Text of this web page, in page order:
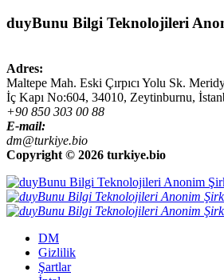
duyBunu Bilgi Teknolojileri
Adres:
Maltepe Mah. Eski Çırpıcı Yolu Sk.
İç Kapı No:604, 34010, Zeytinburnu,
+90 850 303 00 88
E-mail:
dm@turkiye.bio
Copyright © 2026 turkiye.bio
DM
Gizlilik
Şartlar